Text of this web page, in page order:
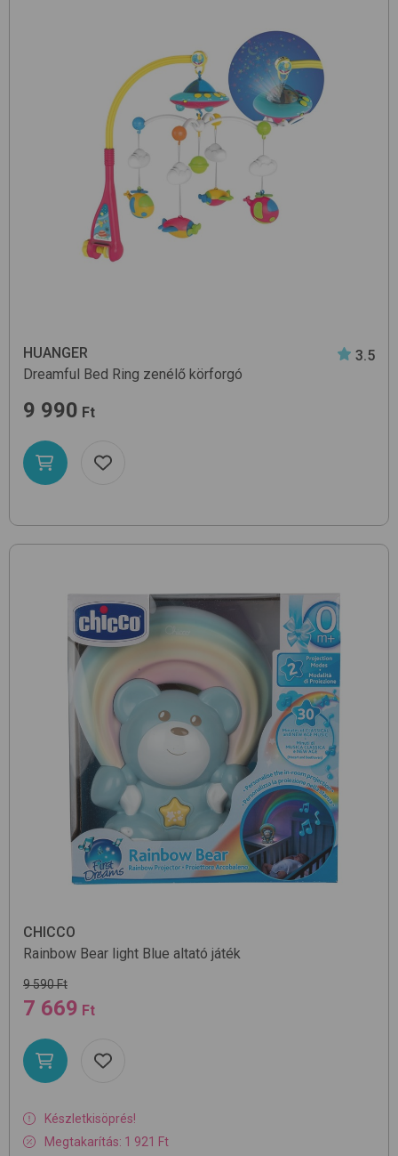
HUANGER
3.5
Dreamful Bed Ring zenélő körforgó
9 990 Ft
CHICCO
Rainbow Bear light Blue altató játék
9 590 Ft
7 669 Ft
Készletkisöprés!
Megtakarítás: 1 921 Ft